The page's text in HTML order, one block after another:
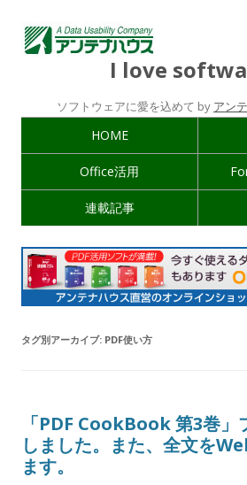
I love
ソフトウェアに愛を込めて by アン
HOME
Office活用
連載記事
タグ別アーカイブ: PDF使い方
「PDF CookBook 第3巻」
しました。また、全文を
ます。